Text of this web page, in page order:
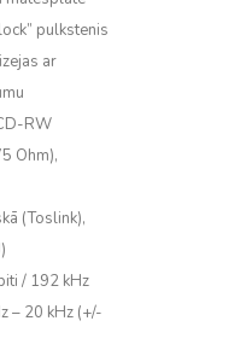
pulkstenis
ar
RW
Ohm),
(Toslink),
/ 192 kHz
– 20 kHz (+/-